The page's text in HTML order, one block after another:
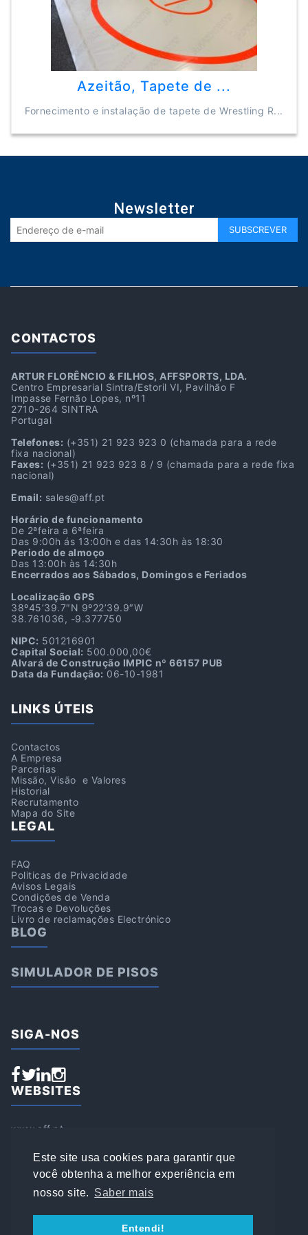
Este site usa cookies para garantir que
você obtenha a melhor experiência em
nosso site. Saber mais
Entendi!
Azeitão, Tapete de ...
Fornecimento e instalação de tapete de Wrestling R...
Newsletter
CONTACTOS
ARTUR FLORÊNCIO & FILHOS, AFFSPORTS, LDA.
Centro Empresarial Sintra/Estoril VI, Pavilhão F
Impasse Fernão Lopes, nº11
2710-264 SINTRA
Portugal
Telefones: (+351) 21 923 923 0 (chamada para a rede
fixa nacional)
Faxes: (+351) 21 923 923 8 / 9 (chamada para a rede fixa
nacional)
Email: sales@aff.pt
Horário de funcionamento
De 2ªfeira a 6ªfeira
Das 9:00h ás 13:00h e das 14:30h às 18:30
Periodo de almoço
Das 13:00h às 14:30h
Encerrados aos Sábados, Domingos e Feriados
Localização GPS
38º45’39.7″N 9º22’39.9″W
38.761036, -9.377750
NIPC: 501216901
Capital Social: 500.000,00€
Alvará de Construção IMPIC nº 66157 PUB
Data da Fundação: 06-10-1981
LINKS ÚTEIS
Contactos
A Empresa
Parcerias
Missão, Visão e Valores
Historial
Recrutamento
Mapa do Site
LEGAL
FAQ
Politicas de Privacidade
Avisos Legais
Condições de Venda
Trocas e Devoluções
Livro de reclamações Electrónico
BLOG
SIMULADOR DE PISOS
SIGA-NOS
WEBSITES
www.aff.pt
www.loja.affsports.pt
PESQUISAR